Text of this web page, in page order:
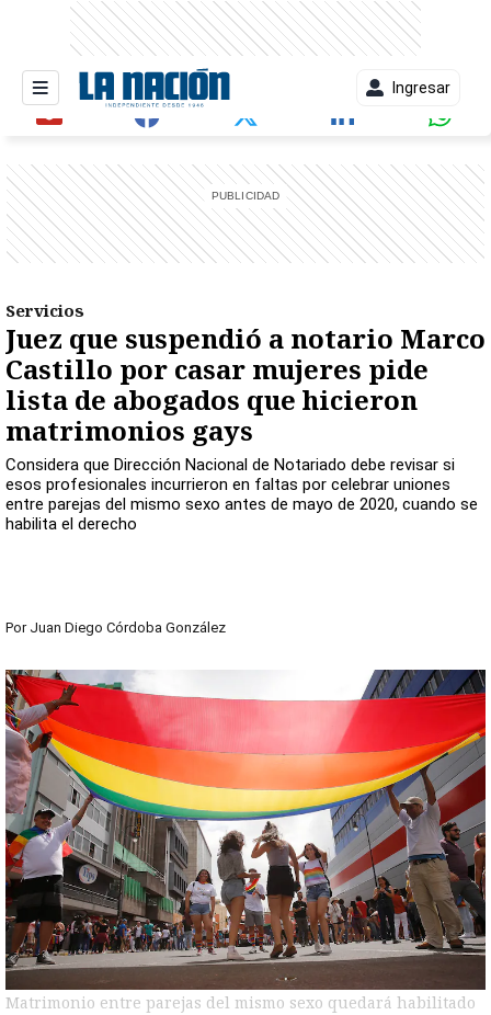
Ingresar
Servicios
Juez que suspendió a notario Marco
Castillo por casar mujeres pide
lista de abogados que hicieron
matrimonios gays
Considera que Dirección Nacional de Notariado debe revisar si
esos profesionales incurrieron en faltas por celebrar uniones
entre parejas del mismo sexo antes de mayo de 2020, cuando se
habilita el derecho
Por Juan Diego Córdoba González
Matrimonio entre parejas del mismo sexo quedará habilitado